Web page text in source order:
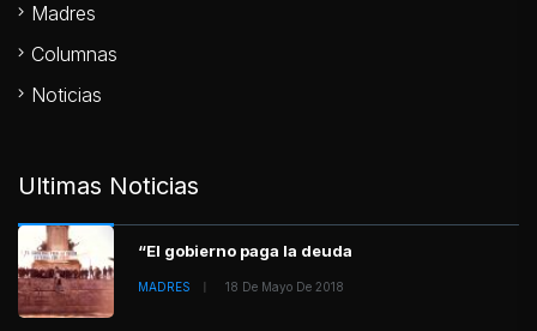
Madres
Columnas
Noticias
Ultimas Noticias
“El gobierno paga la deuda
MADRES 18 De Mayo De 2018